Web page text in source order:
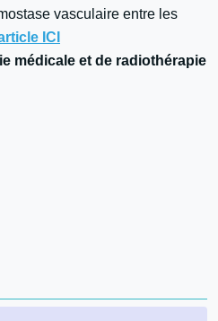
vasculaire entre les
ICI
médicale et de radiothérapie